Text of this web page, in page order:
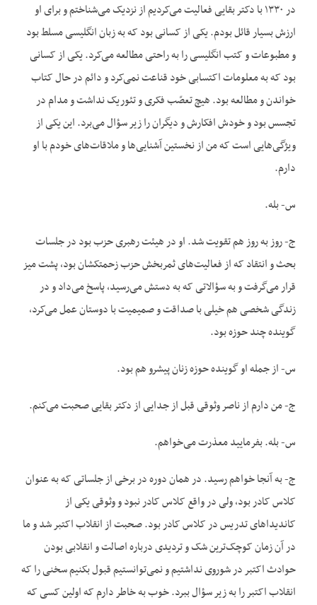
در ۱۳۳۰ با دکتر بقایی فعالیت می‌کردیم از نزدیک می‌شناختم و برای او
ارزش بسیار قائل بودم. یکی از کسانی بود که به زبان انگلیسی مسلط بود
و مطبوعات و کتب انگلیسی را به راحتی مطالعه می‌کرد. یکی از کسانی
بود که به معلومات اکتسابی خود قناعت نمی‌‌کرد و دائم در حال کتاب
خواندن و مطالعه بود. هیچ تعصّب فکری و تئوریک نداشت و مدام در
تجسس بود و خودش افکارش و دیگران را زیر سؤال می‌برد. این یکی از
ویژگی‌‌هایی است که من از نخستین آشنایی‌ها و ملاقات‌های خودم با او
دارم.
س- بله.
ج- روز به روز هم تقویت شد. او در هیئت رهبری حزب بود در جلسات
بحث و انتقاد که از فعالیت‌های ثمربخش حزب زحمتکشان بود، پشت میز
قرار می‌گرفت و به سؤالاتی که به دستش می‌رسید، پاسخ می‌داد و در
زندگی شخصی هم خیلی با صداقت و صمیمیت با دوستان عمل می‌کرد،
گوینده چند حوزه بود.
س- از جمله او گوینده حوزه زنان پیشرو هم بود.
ج- من دارم از ناصر وثوقی قبل از جدایی از دکتر بقایی صحبت می‌کنم.
س- بله. بفرمایید معذرت می‌خواهم.
ج- به آنجا خواهم رسید. در همان دوره در برخی از جلساتی که به عنوان
کلاس کادر بود، ولی در واقع کلاس کادر نبود و وثوقی یکی از
کاندیداهای تدریس در کلاس کادر بود. صحبت از انقلاب اکتبر شد و ما
در آن زمان کوچک‌ترین شک و تردیدی درباره اصالت و انقلابی بودن
حوادث اکتبر در شوروی نداشتیم و نمی‌‌توانستیم قبول بکنیم سخنی را که
انقلاب اکتبر را به زیر سؤال ببرد. خوب به خاطر دارم که اولین کسی که